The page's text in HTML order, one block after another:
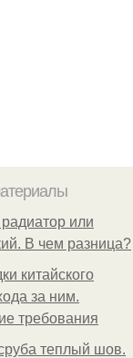
или
В чем разница?
китайского
за ним.
требования
теплый шов.